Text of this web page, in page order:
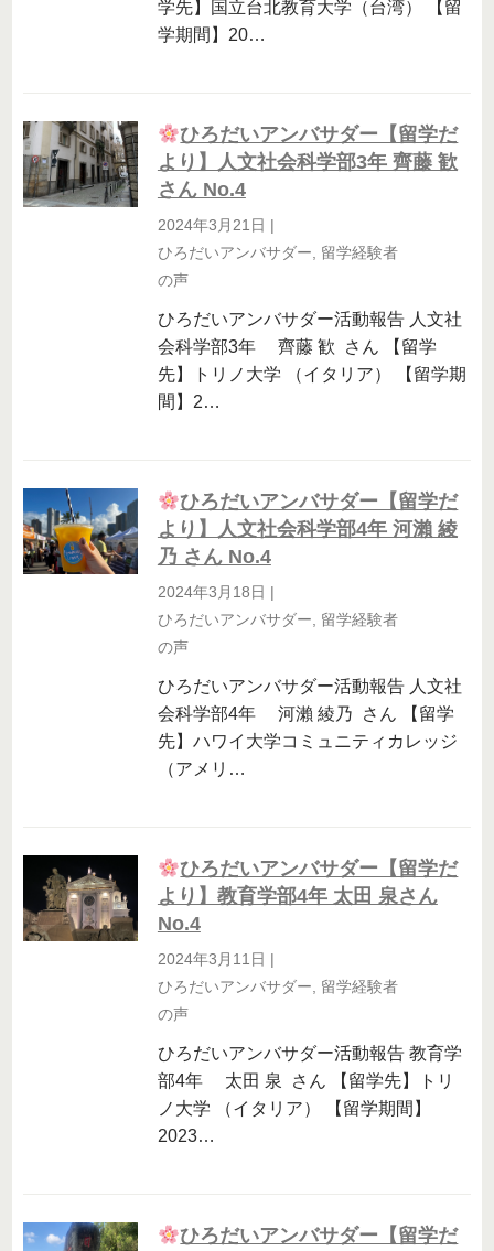
学先】国立台北教育大学（台湾） 【留
学期間】20…
ひろだいアンバサダー【留学だ
より】人文社会科学部3年 齊藤 歓
さん No.4
2024年3月21日 |
ひろだいアンバサダー
留学経験者
の声
ひろだいアンバサダー活動報告 人文社
会科学部3年 齊藤 歓 さん 【留学
先】トリノ大学 （イタリア） 【留学期
間】2…
ひろだいアンバサダー【留学だ
より】人文社会科学部4年 河瀨 綾
乃 さん No.4
2024年3月18日 |
ひろだいアンバサダー
留学経験者
の声
ひろだいアンバサダー活動報告 人文社
会科学部4年 河瀨 綾乃 さん 【留学
先】ハワイ大学コミュニティカレッジ
（アメリ…
ひろだいアンバサダー【留学だ
より】教育学部4年 太田 泉さん
No.4
2024年3月11日 |
ひろだいアンバサダー
留学経験者
の声
ひろだいアンバサダー活動報告 教育学
部4年 太田 泉 さん 【留学先】トリ
ノ大学 （イタリア） 【留学期間】
2023…
ひろだいアンバサダー【留学だ